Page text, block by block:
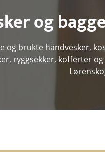
og
og brukte håndvesker,
ryggsekker, kofferter